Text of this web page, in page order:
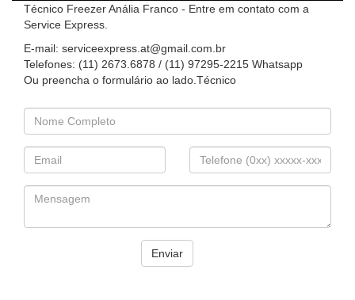
Técnico Freezer Anália Franco - Entre em contato com a
Service Express.
E-mail: serviceexpress.at@gmail.com.br
Telefones: (11) 2673.6878 / (11) 97295-2215 Whatsapp
Ou preencha o formulário ao lado.Técnico
Enviar